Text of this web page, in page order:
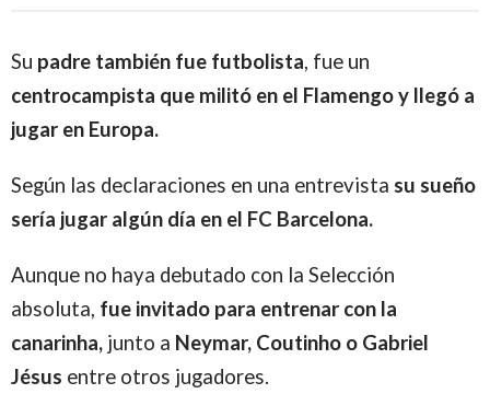
Su padre también fue futbolista, fue un
centrocampista que militó en el Flamengo y llegó a
jugar en Europa.
Según las declaraciones en una entrevista su sueño
sería jugar algún día en el FC Barcelona.
Aunque no haya debutado con la Selección
absoluta, fue invitado para entrenar con la
canarinha, junto a Neymar, Coutinho o Gabriel
Jésus entre otros jugadores.